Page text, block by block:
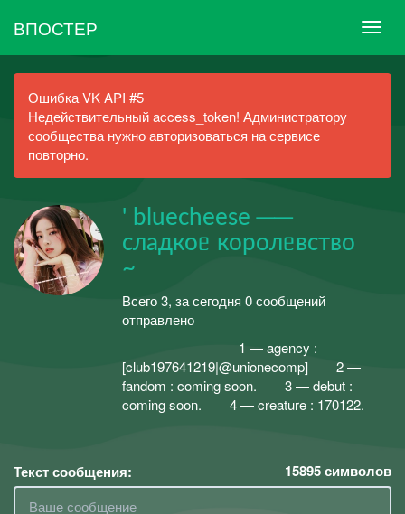
ВПОСТЕР
Ошибка VK API #5
Недействительный access_token! Администратору
сообщества нужно авторизоваться на сервисе
повторно.
' bluecheese ──
сладкоᥱ королᥱвство
~
Всего 3, за сегодня 0 сообщений
отправлено
ᅠᅠᅠᅠᅠㅤ ㅤ ⠀ ㅤ ㅤ 1 — agency :
[club197641219|@unionecomp]ㅤ ㅤ ⠀ ㅤ ㅤ 2 —
fandom : coming soon.ㅤ ㅤ ⠀ ㅤ ㅤ 3 — debut :
coming soon.ㅤ ㅤ ⠀ ㅤ ㅤ 4 — creature : 170122.
Текст сообщения: 15895символов